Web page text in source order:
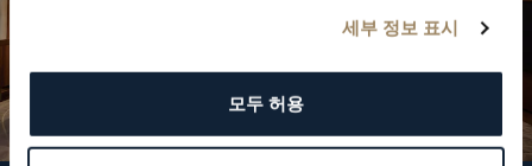
세부 정보 표시
모두 허용